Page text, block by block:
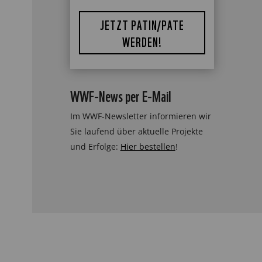
JETZT PATIN/PATE
WERDEN!
WWF-News per E-Mail
Im WWF-Newsletter informieren wir
Sie laufend über aktuelle Projekte
und Erfolge: Hier bestellen!